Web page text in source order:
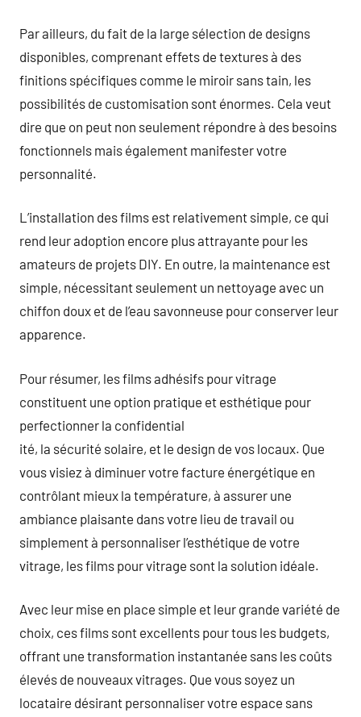
Par ailleurs, du fait de la large sélection de designs
disponibles, comprenant effets de textures à des
finitions spécifiques comme le miroir sans tain, les
possibilités de customisation sont énormes. Cela veut
dire que on peut non seulement répondre à des besoins
fonctionnels mais également manifester votre
personnalité.
L’installation des films est relativement simple, ce qui
rend leur adoption encore plus attrayante pour les
amateurs de projets DIY. En outre, la maintenance est
simple, nécessitant seulement un nettoyage avec un
chiffon doux et de l’eau savonneuse pour conserver leur
apparence.
Pour résumer, les films adhésifs pour vitrage
constituent une option pratique et esthétique pour
perfectionner la confidential
ité, la sécurité solaire, et le design de vos locaux. Que
vous visiez à diminuer votre facture énergétique en
contrôlant mieux la température, à assurer une
ambiance plaisante dans votre lieu de travail ou
simplement à personnaliser l’esthétique de votre
vitrage, les films pour vitrage sont la solution idéale.
Avec leur mise en place simple et leur grande variété de
choix, ces films sont excellents pour tous les budgets,
offrant une transformation instantanée sans les coûts
élevés de nouveaux vitrages. Que vous soyez un
locataire désirant personnaliser votre espace sans